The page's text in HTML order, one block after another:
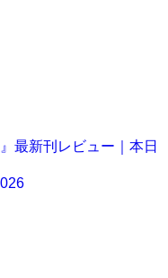
最新刊レビュー｜本日